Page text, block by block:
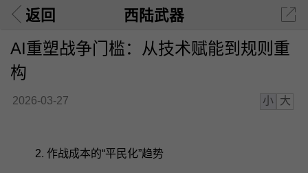
返回 西陆武器
AI重塑战争门槛：从技术赋能到规则重
构
2026-03-27 小 大
2. 作战成本的“平民化”趋势